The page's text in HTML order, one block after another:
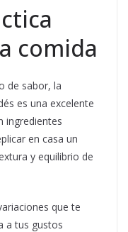
comida
de sabor, la
es una excelente
ingredientes
en casa un
y equilibrio de
que te
a tus gustos